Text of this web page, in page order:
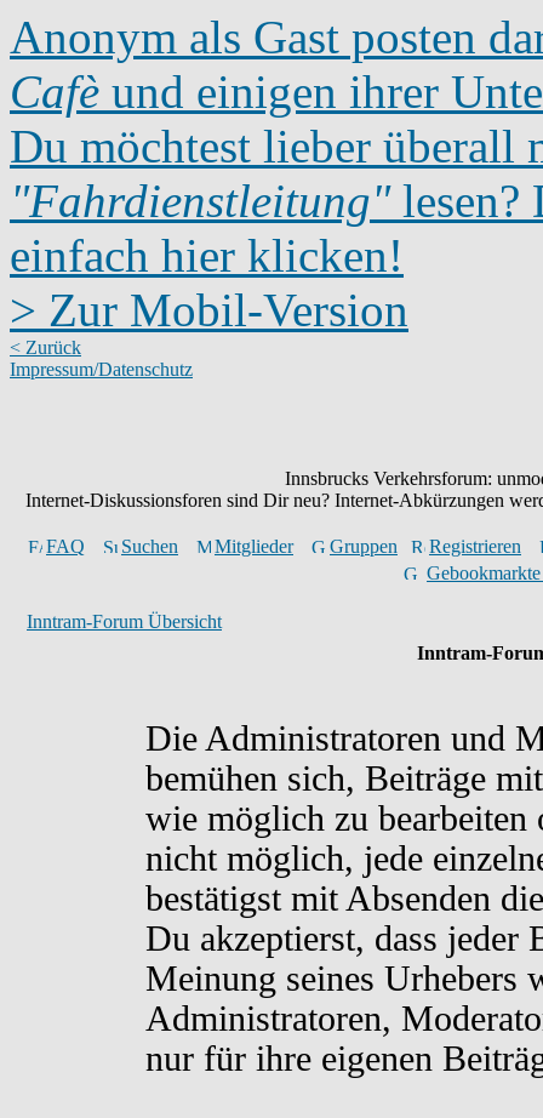
Anonym als Gast posten
Cafè und einigen ihrer
Du möchtest lieber überall
"Fahrdienstleitung"lesen?
einfach hier klicken!
> Zur Mobil-Version
< Zurück
Impressum/Datenschutz
Innsbrucks Verkehrsforum:
Internet-Diskussionsforen sind Dir neu? Internet-Abkürzungen
FAQ Suchen Mitglieder Gruppen
Registrieren
Inntram-Forum Übersicht
Inntram-
Die Administratoren und
bemühen sich, Beiträge
wie möglich zu bearbeiten
nicht möglich, jede
bestätigst mit Absenden
Du akzeptierst, dass jeder
Meinung seines Urhebers
Administratoren,
nur für ihre eigenen